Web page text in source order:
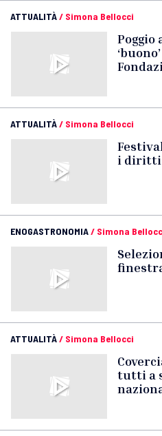
ATTUALITÀ/ Simona Bellocci
Poggio
ATTUALITÀ/ Simona Bellocci
i diritti
ENOGASTRONOMIA/ Simona
ATTUALITÀ/ Simona Bellocci
tutti a